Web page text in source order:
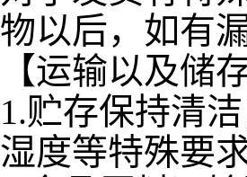
物以后，如有
【运输以及储
1.贮存保持清
湿度等特殊要